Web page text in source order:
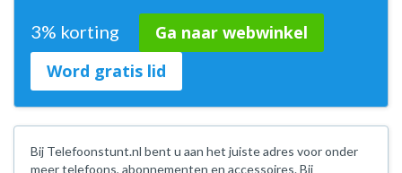
3% korting
Ga naar webwinkel
Word gratis lid
Bij Telefoonstunt.nl bent u aan het juiste adres voor onder
meer telefoons, abonnementen en accessoires. Bij